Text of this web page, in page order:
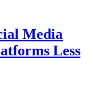
Media
Less